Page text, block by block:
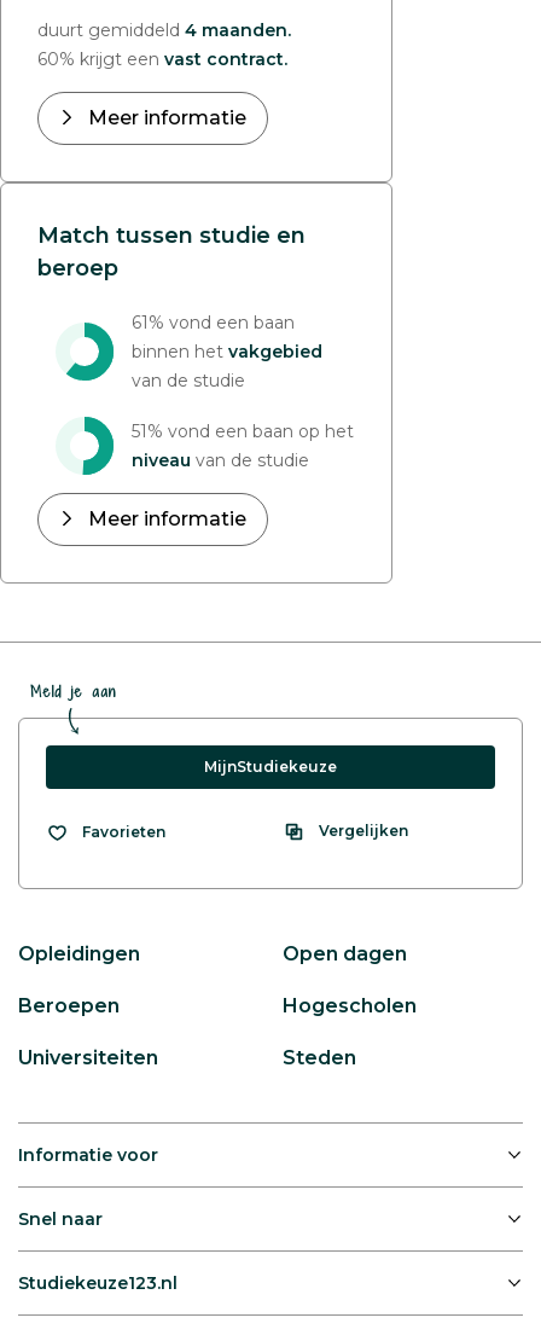
duurt gemiddeld 4 maanden.
60% krijgt een vast contract.
Meer informatie
Match tussen studie en
beroep
61% vond een baan
binnen het vakgebied
van de studie
51% vond een baan op het
niveau van de studie
Meer informatie
Meld je aan
MijnStudiekeuze
Favorieten Vergelijken
Opleidingen Open dagen
Beroepen Hogescholen
Universiteiten Steden
Informatie voor
Snel naar
Studiekeuze123.nl